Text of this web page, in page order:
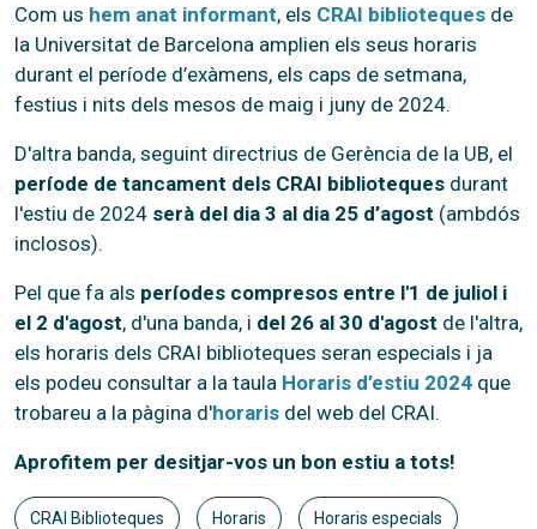
Com us hem anat informant, els CRAI biblioteques de
la Universitat de Barcelona amplien els seus horaris
durant el període d’exàmens, els caps de setmana,
festius i nits dels mesos de maig i juny de 2024.
D'altra banda, seguint directrius de Gerència de la UB, el
període de tancament dels CRAI biblioteques durant
l'estiu de 2024 serà del dia 3 al dia 25 d’agost (ambdós
inclosos).
Pel que fa als períodes compresos entre l'1 de juliol i
el 2 d'agost, d'una banda, i del 26 al 30 d'agost de l'altra,
els horaris dels CRAI biblioteques seran especials i ja
els podeu consultar a la taula Horaris d’estiu 2024 que
trobareu a la pàgina d'horaris del web del CRAI.
Aprofitem per desitjar-vos un bon estiu a tots!
CRAI Biblioteques Horaris Horaris especials